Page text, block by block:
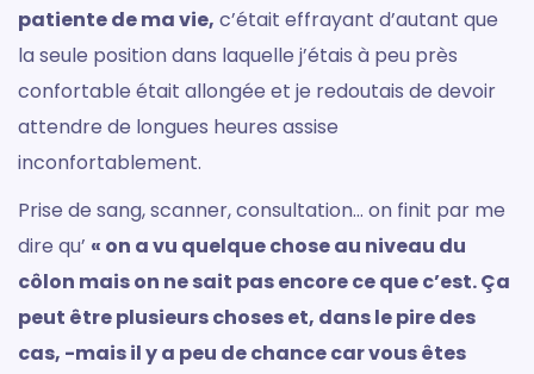
patiente de ma vie, c’était effrayant d’autant que
la seule position dans laquelle j’étais à peu près
confortable était allongée et je redoutais de devoir
attendre de longues heures assise
inconfortablement.
Prise de sang, scanner, consultation… on finit par me
dire qu’ « on a vu quelque chose au niveau du
côlon mais on ne sait pas encore ce que c’est. Ça
peut être plusieurs choses et, dans le pire des
cas, -mais il y a peu de chance car vous êtes